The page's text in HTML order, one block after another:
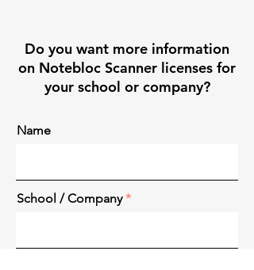
Do you want more information
on Notebloc Scanner licenses for
your school or company?
Name
School / Company